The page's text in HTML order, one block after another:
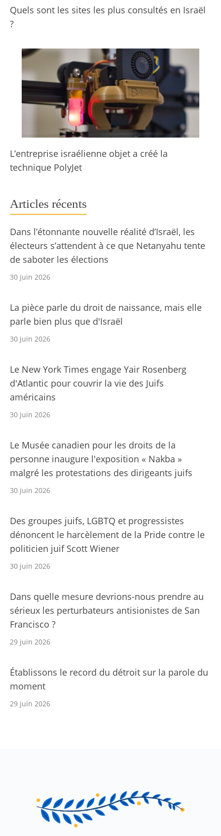
Quels sont les sites les plus consultés en Israël
?
L’entreprise israélienne objet a créé la
technique PolyJet
Articles récents
Dans l’étonnante nouvelle réalité d’Israël, les
électeurs s’attendent à ce que Netanyahu tente
de saboter les élections
30 juin 2026
La pièce parle du droit de naissance, mais elle
parle bien plus que d'Israël
30 juin 2026
Le New York Times engage Yair Rosenberg
d'Atlantic pour couvrir la vie des Juifs
américains
30 juin 2026
Le Musée canadien pour les droits de la
personne inaugure l'exposition « Nakba »
malgré les protestations des dirigeants juifs
30 juin 2026
Des groupes juifs, LGBTQ et progressistes
dénoncent le harcèlement de la Pride contre le
politicien juif Scott Wiener
30 juin 2026
Dans quelle mesure devrions-nous prendre au
sérieux les perturbateurs antisionistes de San
Francisco ?
29 juin 2026
Établissons le record du détroit sur la parole du
moment
29 juin 2026